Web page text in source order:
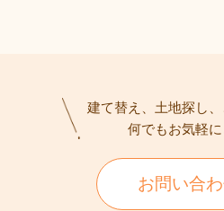
建て替え、土地探し、
何でもお気軽に
お問い合